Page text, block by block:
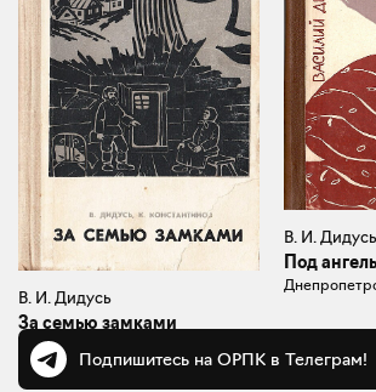
В. И. Дидусь
За семью замками
Днепропетровск, 1975
В. И. Дидусь
Под
Подпишитесь на ОРПК в Телеграм!